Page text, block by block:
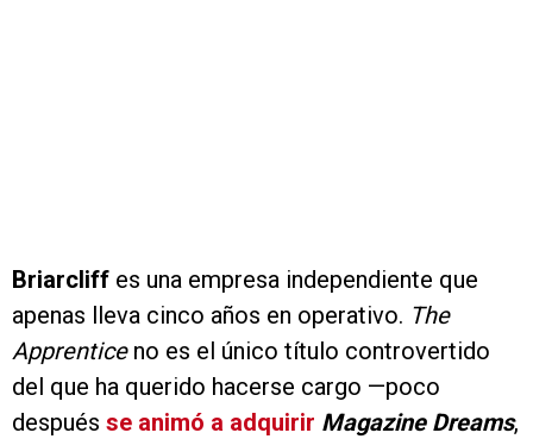
Briarcliff es una empresa independiente que
apenas lleva cinco años en operativo. The
Apprenticeno es el único título controvertido
del que ha querido hacerse cargo —poco
después se animó a adquirir Magazine Dreams,